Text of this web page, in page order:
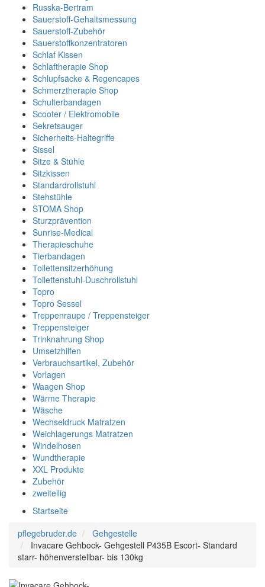
Russka-Bertram
Sauerstoff-Gehaltsmessung
Sauerstoff-Zubehör
Sauerstoffkonzentratoren
Schlaf Kissen
Schlaftherapie Shop
Schlupfsäcke & Regencapes
Schmerztherapie Shop
Schulterbandagen
Scooter / Elektromobile
Sekretsauger
Sicherheits-Haltegriffe
Sissel
Sitze & Stühle
Sitzkissen
Standardrollstuhl
Stehstühle
STOMA Shop
Sturzprävention
Sunrise-Medical
Therapieschuhe
Tierbandagen
Toilettensitzerhöhung
Toilettenstuhl-Duschrollstuhl
Topro
Topro Sessel
Treppenraupe / Treppensteiger
Treppensteiger
Trinknahrung Shop
Umsetzhilfen
Verbrauchsartikel, Zubehör
Vorlagen
Waagen Shop
Wärme Therapie
Wäsche
Wechseldruck Matratzen
Weichlagerungs Matratzen
Windelhosen
Wundtherapie
XXL Produkte
Zubehör
zweiteilig
Startseite
pflegebruder.de
Gehgestelle
Invacare Gehbock- Gehgestell P435B Escort- Standard
starr- höhenverstellbar- bis 130kg